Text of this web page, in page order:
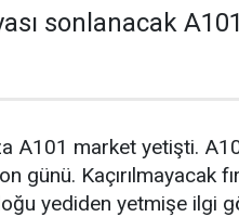
sonlanacak A101
A101 market yetişti.
günü. Kaçırılmayacak
yediden yetmişe ilgi